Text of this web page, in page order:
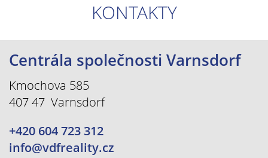
KONTAKTY
Centrála společnosti Varnsdorf
Kmochova 585
407 47 Varnsdorf
+420 604 723 312
info@vdfreality.cz